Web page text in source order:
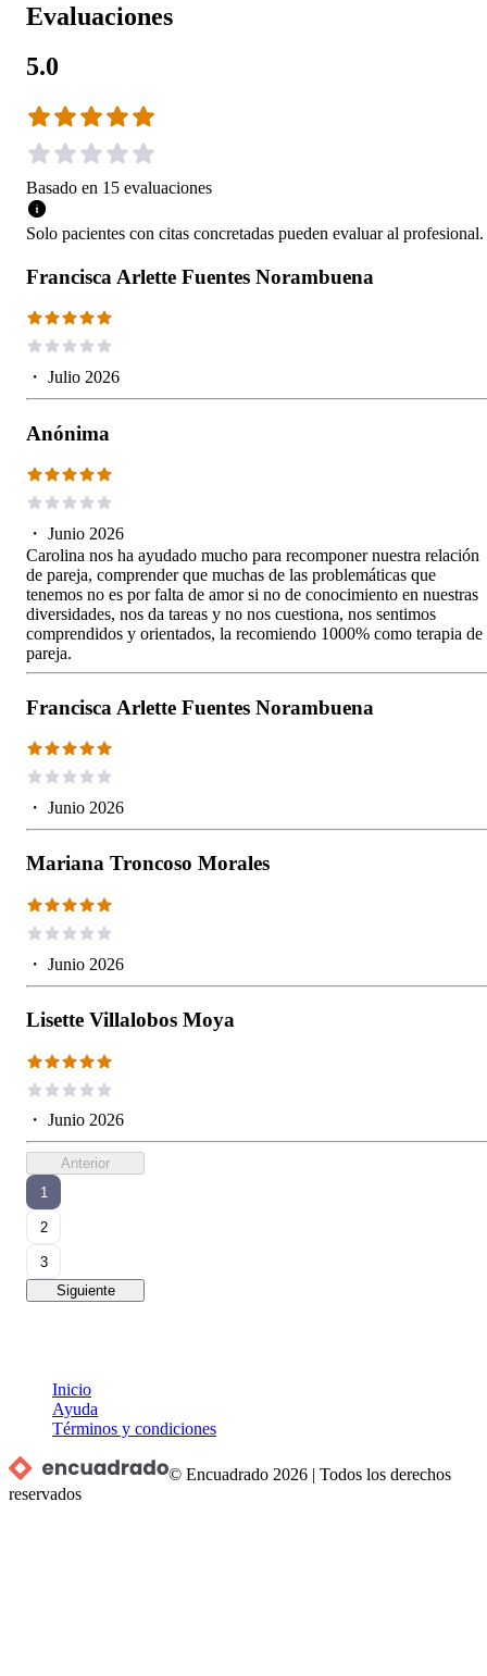
Evaluaciones
5.0
Basado en 15 evaluaciones
Solo pacientes con citas concretadas pueden evaluar al profesional.
Francisca Arlette Fuentes Norambuena
・ Julio 2026
Anónima
・ Junio 2026
Carolina nos ha ayudado mucho para recomponer nuestra relación
de pareja, comprender que muchas de las problemáticas que
tenemos no es por falta de amor si no de conocimiento en nuestras
diversidades, nos da tareas y no nos cuestiona, nos sentimos
comprendidos y orientados, la recomiendo 1000% como terapia de
pareja.
Francisca Arlette Fuentes Norambuena
・ Junio 2026
Mariana Troncoso Morales
・ Junio 2026
Lisette Villalobos Moya
・ Junio 2026
Anterior
1
2
3
Siguiente
Inicio
Ayuda
Términos y condiciones
© Encuadrado 2026 |Todos los derechos
reservados